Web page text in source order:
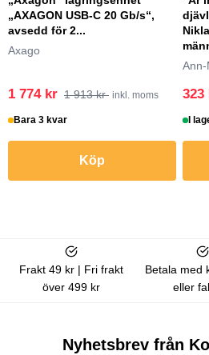
„AXAGON USB-C 20 Gb/s“,
avsedd för 2...
Axago
1 774 kr 1 913 kr inkl. moms
Bara 3 kvar
Köp
Ann-
323
I
Frakt 49 kr | Fri frakt
över 499 kr
Betala med
eller
Nyhetsbrev från